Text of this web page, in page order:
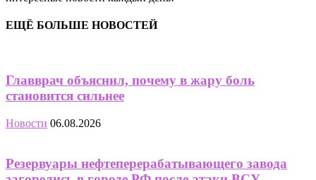
ЕЩЁ БОЛЬШЕ НОВОСТЕЙ
Главврач объяснил, почему в жару боль
становится сильнее
Новости 06.08.2026
Резервуары нефтеперерабатывающего завода